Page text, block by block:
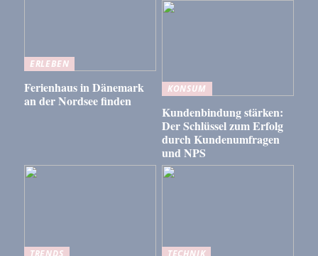
ERLEBEN
Ferienhaus in Dänemark
an der Nordsee finden
KONSUM
Kundenbindung stärken:
Der Schlüssel zum Erfolg
durch Kundenumfragen
und NPS
TRENDS TECHNIK